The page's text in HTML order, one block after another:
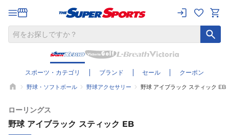
スポーツ・カテゴリ ブランド セール クーポン
野球・ソフトボール 野球アクセサリー 野球 アイブラック スティック EB
ローリングス
野球 アイブラック スティック EB